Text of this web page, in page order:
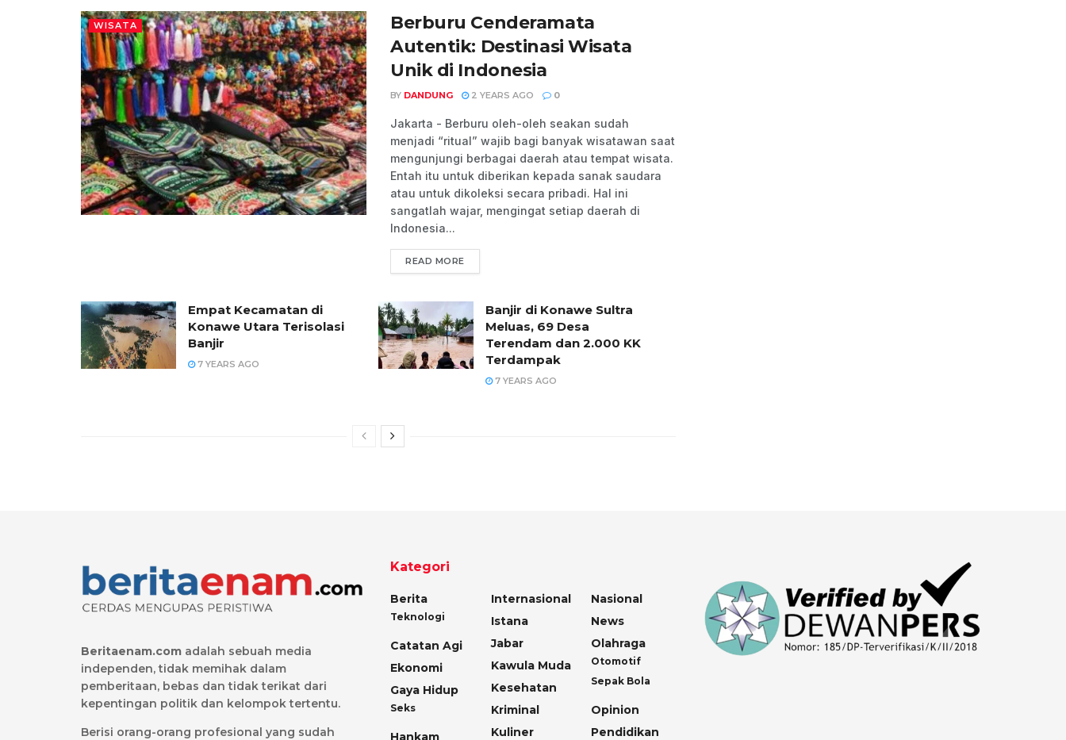
WISATA
Berburu Cenderamata
Autentik: Destinasi Wisata
Unik di Indonesia
BY DANDUNG 2 YEARS AGO 0
Jakarta - Berburu oleh-oleh seakan sudah
menjadi “ritual” wajib bagi banyak wisatawan saat
mengunjungi berbagai daerah atau tempat wisata.
Entah itu untuk diberikan kepada sanak saudara
atau untuk dikoleksi secara pribadi. Hal ini
sangatlah wajar, mengingat setiap daerah di
Indonesia...
READ MORE
Empat Kecamatan di
Konawe Utara Terisolasi
Banjir
7 YEARS AGO
Banjir di Konawe Sultra
Meluas, 69 Desa
Terendam dan 2.000 KK
Terdampak
7 YEARS AGO
Beritaenam.com adalah sebuah media
independen, tidak memihak dalam
pemberitaan, bebas dan tidak terikat dari
kepentingan politik dan kelompok tertentu.
Berisi orang-orang profesional yang sudah
Kategori
Berita
Teknologi
Catatan Agi
Ekonomi
Gaya Hidup
Seks
Hankam
Internasional
Istana
Jabar
Kawula Muda
Kesehatan
Kriminal
Kuliner
Nasional
News
Olahraga
Otomotif
Sepak Bola
Opinion
Pendidikan